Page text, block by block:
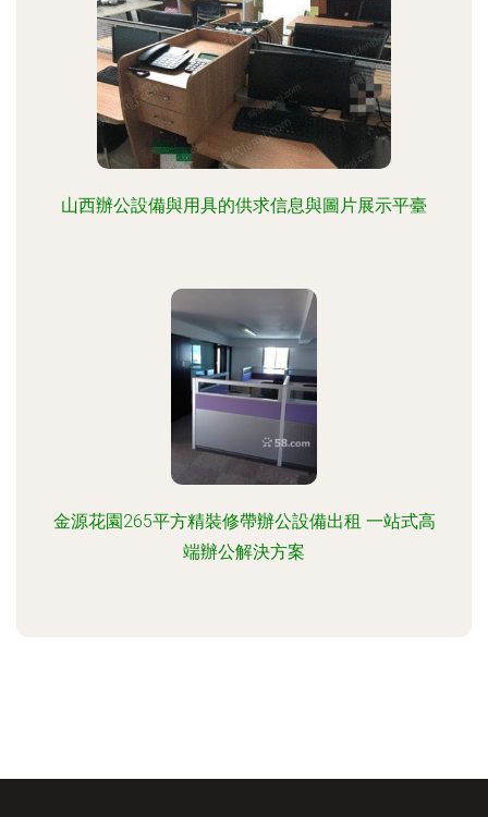
山西辦公設備與用具的供求信息與圖片展示平臺
金源花園265平方精裝修帶辦公設備出租 一站式高
端辦公解決方案